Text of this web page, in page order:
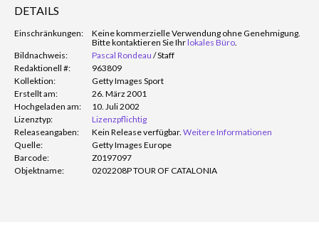
DETAILS
Einschränkungen:
Keine kommerzielle Verwendung ohne Genehmigung.
Bitte kontaktieren Sie Ihrlokales Büro.
Bildnachweis:
Pascal Rondeau /Staff
Redaktionell #:
963809
Kollektion:
Getty Images Sport
Erstellt am:
26. März 2001
Hochgeladen am:
10. Juli 2002
Lizenztyp:
Lizenzpflichtig
Releaseangaben:
Kein Release verfügbar. Weitere Informationen
Quelle:
Getty Images Europe
Barcode:
Z0197097
Objektname:
0202208P TOUR OF CATALONIA